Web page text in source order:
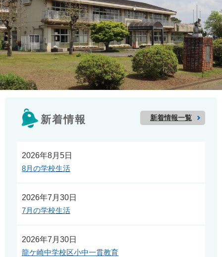
新着情報 新着情報一覧
2026年8月5日
8月の学校生活
2026年7月30日
7月の学校生活
2026年7月30日
龍ケ崎中学校区小中一貫教育